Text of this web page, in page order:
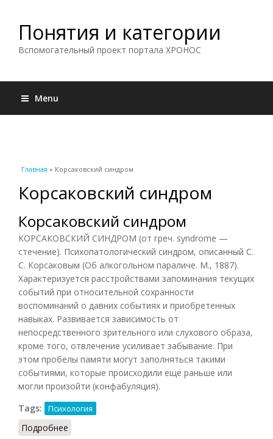
Понятия и категории
Вспомогательный проект портала ХРОНОС
Menu
Вы здесь
Главная » Корсаковский синдром
Корсаковский синдром
Корсаковский синдром
КОРСАКОВСКИЙ СИНДРОМ (от греч. syndrome —
стечение). Психопатологический синдром, описанный С.
С. Корсаковым (Об алкогольном параличе. М., 1887).
Характеризуется расстройствами запоминания текущих
событий при относительной сохранности
воспоминаний о давних событиях и приобретенных
навыках. Развивается зависимость от
непосредственного зрительного или слухового образа,
кроме того, отвлечение усиливает забывание. При
этом пробелы памяти могут заполняться такими
событиями, которые происходили еще раньше или
могли произойти (конфабуляция).
Tags:
Психология
Подробнее